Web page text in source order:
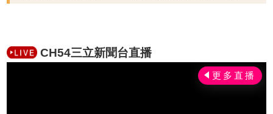
CH54三立新聞台直播